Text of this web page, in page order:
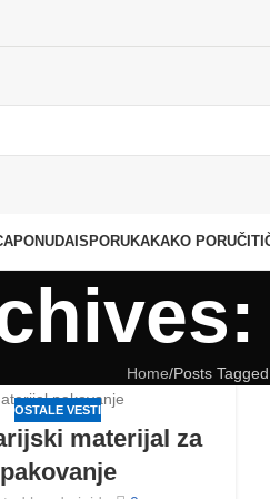
PONUDA ISPORUKAKAKO PORUČITI
Home Posts
OSTALE VESTI
materijal za
pakovanje